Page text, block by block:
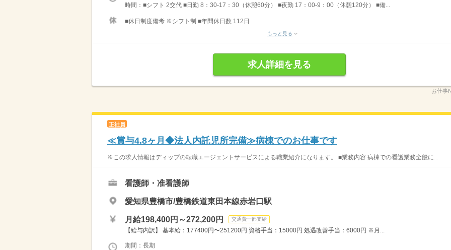
時間：■シフト 2交代 ■日勤 8：30-17：30（休憩60分） ■夜勤 17：00-9：00（休憩120分） ■備...
■休日制度備考 ※シフト制 ■年間休日数 112日
もっと見る
求人詳細を見る
お仕事
正社員
≪賞与4.8ヶ月◆法人内託児所完備≫病棟でのお仕事です
※この求人情報はディップの転職エージェントサービスによる職業紹介になります。 ■業務内容 病棟での看護業務全般に...
看護師・准看護師
愛知県豊橋市/豊橋鉄道東田本線赤岩口駅
月給198,400円～272,200円 交通費一部支給
【給与内訳】 基本給：177400円〜251200円 資格手当：15000円 処遇改善手当：6000円 ※月...
期間：長期